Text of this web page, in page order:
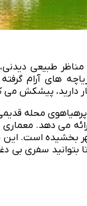
و مناظر طبیعی
های آرام گرفته
دارید، پیشکش می
محله
می دهد.
بخشیده است. این
بتوانید سفری بی